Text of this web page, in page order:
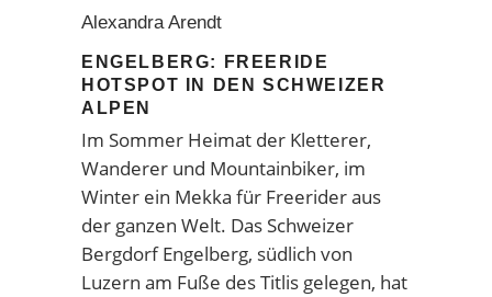
Alexandra Arendt
ENGELBERG: FREERIDE
HOTSPOT IN DEN SCHWEIZER
ALPEN
Im Sommer Heimat der Kletterer,
Wanderer und Mountainbiker, im
Winter ein Mekka für Freerider aus
der ganzen Welt. Das Schweizer
Bergdorf Engelberg, südlich von
Luzern am Fuße des Titlis gelegen, hat